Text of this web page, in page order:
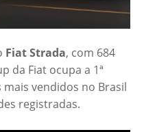
Fiat Strada, com 684
da Fiat ocupa a 1ª
vendidos no Brasil
registradas.